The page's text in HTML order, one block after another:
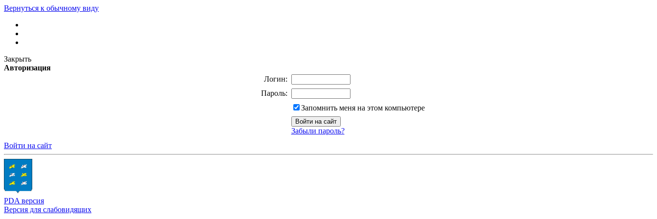
Вернуться к обычному виду
Закрыть
Авторизация
Логин:
Пароль:
Запомнить меня на этом компьютере
Забыли пароль?
Войти на сайт
PDA версия
Версия для слабовидящих